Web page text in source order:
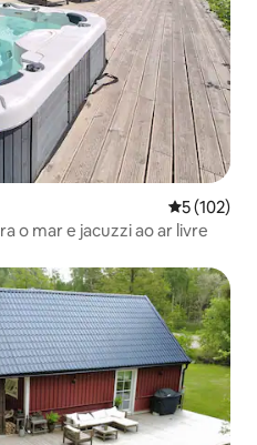
5 de uma
5 (102)
o mar e jacuzzi ao ar livre
dos hóspedes